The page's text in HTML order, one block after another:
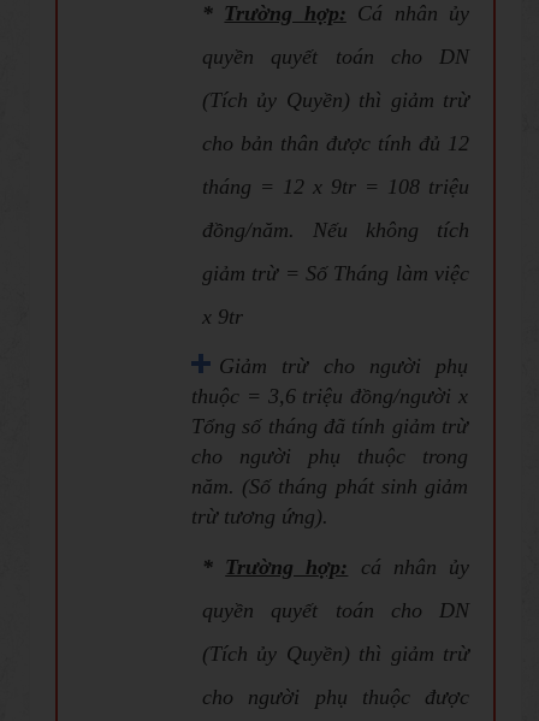
* Trường hợp: Cá nhân ủy
quyền quyết toán cho DN
(Tích ủy Quyền) thì giảm trừ
cho bản thân được tính đủ 12
tháng = 12 x 9tr = 108 triệu
đồng/năm. Nếu không tích
giảm trừ = Số Tháng làm việc
x 9tr
Giảm trừ cho người phụ
thuộc = 3,6 triệu đồng/người x
Tổng số tháng đã tính giảm trừ
cho người phụ thuộc trong
năm. (Số tháng phát sinh giảm
trừ tương ứng).
* Trường hợp: cá nhân ủy
quyền quyết toán cho DN
(Tích ủy Quyền) thì giảm trừ
cho người phụ thuộc được